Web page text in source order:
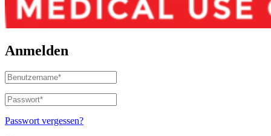
Anmelden
Benutzername
oder
E-
Mail-
Adresse*
Passwort*
Erforderlich
Passwort vergessen?